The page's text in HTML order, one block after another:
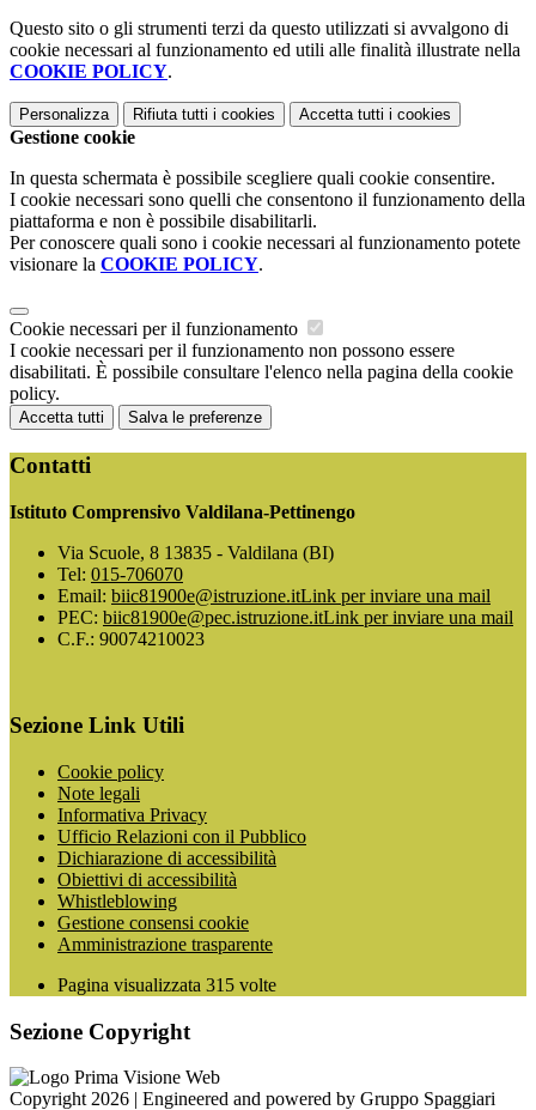
Questo sito o gli strumenti terzi da questo utilizzati si avvalgono di
cookie necessari al funzionamento ed utili alle finalità illustrate nella
COOKIE POLICY.
Personalizza Rifiuta tutti i cookies Accetta tutti i cookies
Gestione cookie
In questa schermata è possibile scegliere quali cookie consentire.
I cookie necessari sono quelli che consentono il funzionamento della
piattaforma e non è possibile disabilitarli.
Per conoscere quali sono i cookie necessari al funzionamento potete
visionare la COOKIE POLICY.
Cookie necessari per il funzionamento
I cookie necessari per il funzionamento non possono essere
disabilitati. È possibile consultare l'elenco nella pagina della cookie
policy.
Accetta tutti Salva le preferenze
Contatti
Istituto Comprensivo Valdilana-Pettinengo
Via Scuole, 8 13835 - Valdilana (BI)
Tel: 015-706070
Email: biic81900e@istruzione.itLink per inviare una mail
PEC: biic81900e@pec.istruzione.itLink per inviare una mail
C.F.: 90074210023
Sezione Link Utili
Cookie policy
Note legali
Informativa Privacy
Ufficio Relazioni con il Pubblico
Dichiarazione di accessibilità
Obiettivi di accessibilità
Whistleblowing
Gestione consensi cookie
Amministrazione trasparente
Pagina visualizzata 315 volte
Sezione Copyright
Copyright 2026 | Engineered and powered by Gruppo Spaggiari